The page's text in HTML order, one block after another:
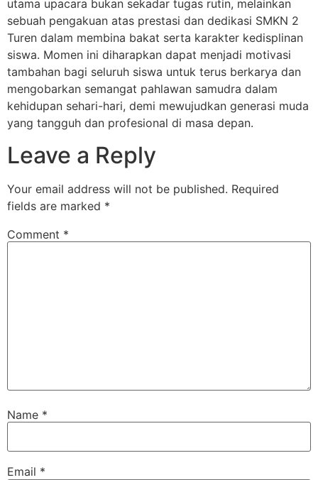
utama upacara bukan sekadar tugas rutin, melainkan
sebuah pengakuan atas prestasi dan dedikasi SMKN 2
Turen dalam membina bakat serta karakter kedisplinan
siswa. Momen ini diharapkan dapat menjadi motivasi
tambahan bagi seluruh siswa untuk terus berkarya dan
mengobarkan semangat pahlawan samudra dalam
kehidupan sehari-hari, demi mewujudkan generasi muda
yang tangguh dan profesional di masa depan.
Leave a Reply
Your email address will not be published. Required
fields are marked *
Comment *
Name *
Email *